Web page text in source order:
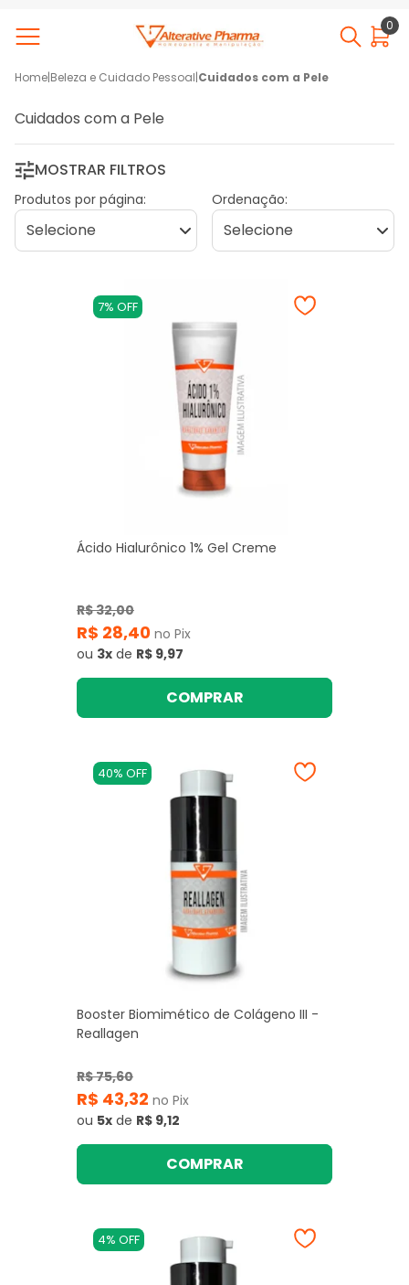
0
Home|Beleza e Cuidado Pessoal|Cuidados com a Pele
Cuidados com a Pele
MOSTRAR FILTROS
Produtos por página: Ordenação:
7% OFF
Ácido Hialurônico 1% Gel Creme
R$ 32,00
R$ 28,40 no Pix
ou 3x de R$ 9,97
COMPRAR
40% OFF
Booster Biomimético de Colágeno III -
Reallagen
R$ 75,60
R$ 43,32 no Pix
ou 5x de R$ 9,12
COMPRAR
4% OFF